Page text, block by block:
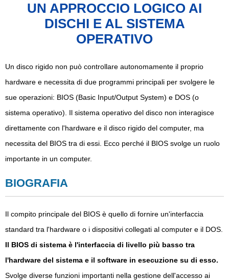
UN APPROCCIO LOGICO AI
DISCHI E AL SISTEMA
OPERATIVO
Un disco rigido non può controllare autonomamente il proprio
hardware e necessita di due programmi principali per svolgere le
sue operazioni: BIOS (Basic Input/Output System) e DOS (o
sistema operativo). Il sistema operativo del disco non interagisce
direttamente con l'hardware e il disco rigido del computer, ma
necessita del BIOS tra di essi. Ecco perché il BIOS svolge un ruolo
importante in un computer.
BIOGRAFIA
Il compito principale del BIOS è quello di fornire un'interfaccia
standard tra l'hardware o i dispositivi collegati al computer e il DOS.
Il BIOS di sistema è l'interfaccia di livello più basso tra
l'hardware del sistema e il software in esecuzione su di esso.
Svolge diverse funzioni importanti nella gestione dell'accesso ai